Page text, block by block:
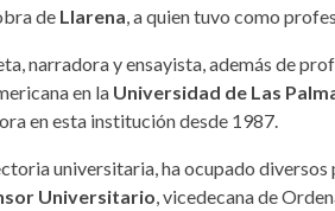
de Llarena , a quien tuvo como
narradora y ensayista, además de
en la Universidad de Las
en esta institución desde 1987.
universitaria, ha ocupado
Universitario , vicedecana de